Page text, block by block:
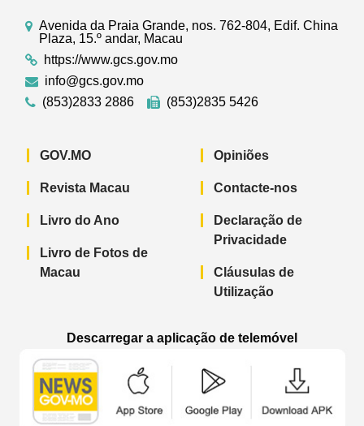
Avenida da Praia Grande, nos. 762-804, Edif. China
Plaza, 15.º andar, Macau
https://www.gcs.gov.mo
info@gcs.gov.mo
(853)2833 2886
(853)2835 5426
GOV.MO
Revista Macau
Livro do Ano
Livro de Fotos de
Macau
Opiniões
Contacte-nos
Declaração de
Privacidade
Cláusulas de
Utilização
Descarregar a aplicação de telemóvel